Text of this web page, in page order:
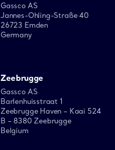
Gassco AS
Jannes-Ohling-Straße 40
26723 Emden
Germany
Zeebrugge
Gassco AS
Barlenhuisstraat 1
Zeebrugge Haven – Kaai 524
B – 8380 Zeebrugge
Belgium